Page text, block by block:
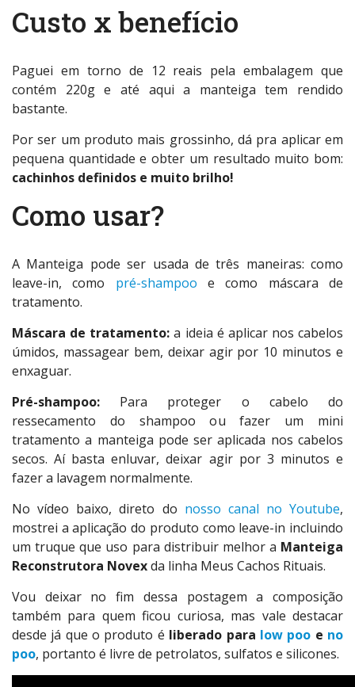
Custo x benefício
Paguei em torno de 12 reais pela embalagem que
contém 220g e até aqui a manteiga tem rendido
bastante.
Por ser um produto mais grossinho, dá pra aplicar em
pequena quantidade e obter um resultado muito bom:
cachinhos definidos e muito brilho!
Como usar?
A Manteiga pode ser usada de três maneiras: como
leave-in, como pré-shampoo e como máscara de
tratamento.
Máscara de tratamento:a ideia é aplicar nos cabelos
úmidos, massagear bem, deixar agir por 10 minutos e
enxaguar.
Pré-shampoo: Para proteger o cabelo do
ressecamento do shampoo ou fazer um mini
tratamento a manteiga pode ser aplicada nos cabelos
secos. Aí basta enluvar, deixar agir por 3 minutos e
fazer a lavagem normalmente.
No vídeo baixo, direto do nosso canal no Youtube,
mostrei a aplicação do produto como leave-in incluindo
um truque que uso para distribuir melhor a Manteiga
Reconstrutora Novexda linha Meus Cachos Rituais.
Vou deixar no fim dessa postagem a composição
também para quem ficou curiosa, mas vale destacar
desde já que o produto é liberado para low poo e no
poo, portanto é livre de petrolatos, sulfatos e silicones.